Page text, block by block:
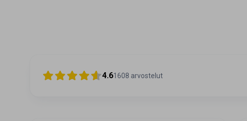
4.61608 arvostelut